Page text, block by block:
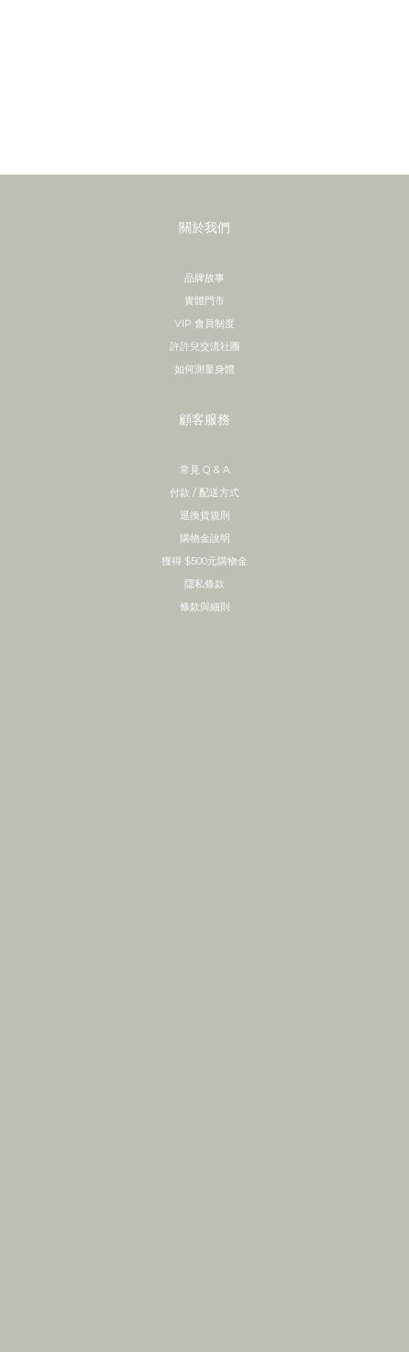
關於我們
品牌故事
實體門市
VIP 會員制度
許許兒交流社團
如何測量身體
顧客服務
常見 Q & A
付款 / 配送方式
退換貨規則
購物金說明
獲得 $500元購物金
隱私條款
條款與細則